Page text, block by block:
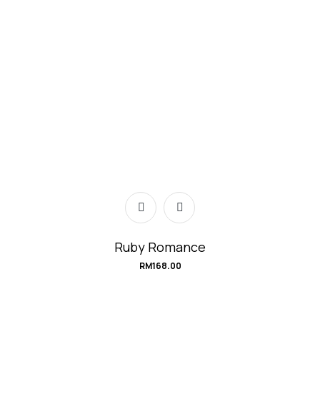
Ruby Romance
RM168.00